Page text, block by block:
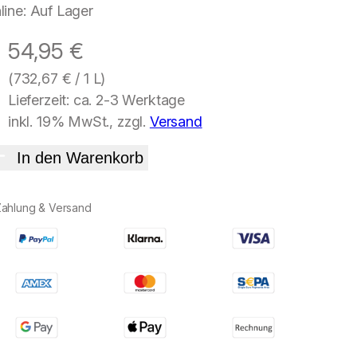
Auf Lager
54,95 €
(732,67 € / 1 L)
Lieferzeit: ca. 2-3 Werktage
inkl. 19% MwSt., zzgl. Versand
In den Warenkorb
& Versand